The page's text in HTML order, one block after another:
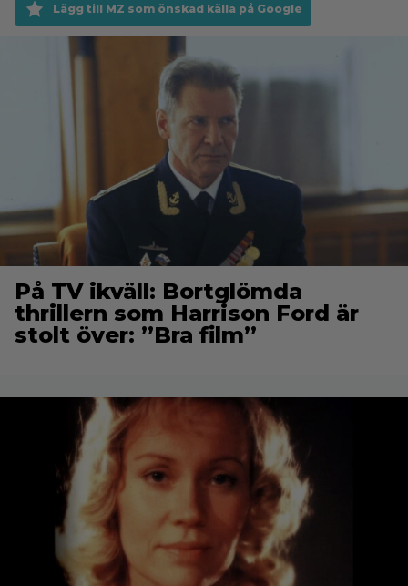
Lägg till MZ som önskad källa på Google
På TV ikväll: Bortglömda
thrillern som Harrison Ford är
stolt över: ”Bra film”